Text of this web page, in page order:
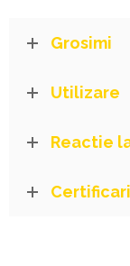
Grosimi
Utilizare
Reactie
Certificari